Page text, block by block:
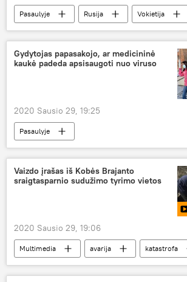
Pasaulyje Rusija Vokietija
Gydytojas papasakojo, ar medicininė
kaukė padeda apsisaugoti nuo viruso
2020 Sausio 29, 19:25
Pasaulyje
Naujo koronaviruso protrūkis Lietuvoje ir pasaulyje
virusas
Vaizdo įrašas iš Kobės Brajanto
sraigtasparnio sudužimo tyrimo vietos
2020 Sausio 29, 19:06
Multimedia avarija
katastrofa
lėktuvo katastrofa